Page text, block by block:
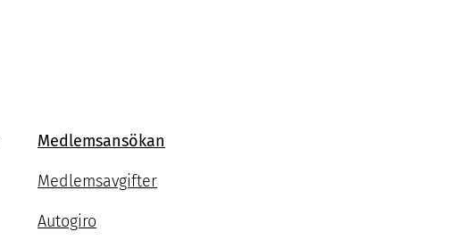
Medlemsansökan
Medlemsavgifter
Autogiro